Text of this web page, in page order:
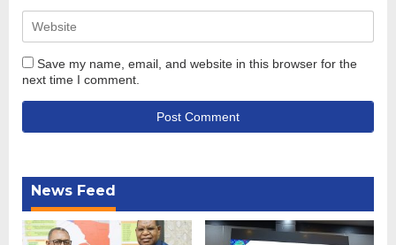
Save my name, email, and website in this browser for the
next time I comment.
News Feed